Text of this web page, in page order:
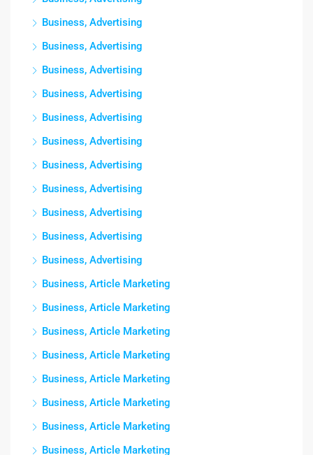
Business, Advertising
Business, Advertising
Business, Advertising
Business, Advertising
Business, Advertising
Business, Advertising
Business, Advertising
Business, Advertising
Business, Advertising
Business, Advertising
Business, Advertising
Business, Article Marketing
Business, Article Marketing
Business, Article Marketing
Business, Article Marketing
Business, Article Marketing
Business, Article Marketing
Business, Article Marketing
Business, Article Marketing